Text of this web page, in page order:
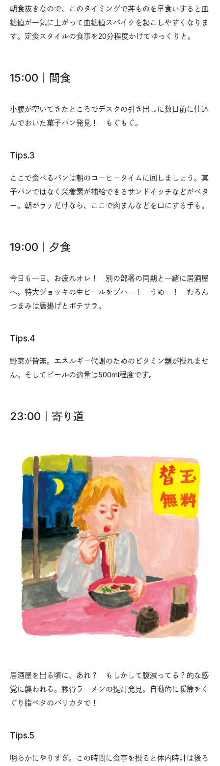
朝食抜きなので、このタイミングで丼ものを早食いすると血
糖値が一気に上がって血糖値スパイクを起こしやすくなりま
す。定食スタイルの食事を20分程度かけてゆっくりと。
15:00｜間食
小腹が空いてきたところでデスクの引き出しに数日前に仕込
んでおいた菓子パン発見！ もぐもぐ。
Tips.3
ここで食べるパンは朝のコーヒータイムに回しましょう。菓
子パンではなく栄養素が補給できるサンドイッチなどがベタ
ー。朝がラテだけなら、ここで肉まんなどを口にする手も。
19:00｜夕食
今日も一日、お疲れオレ！ 別の部署の同期と一緒に居酒屋
へ。特大ジョッキの生ビールをプハー！ うめー！ むろん
つまみは唐揚げとポテサラ。
Tips.4
野菜が皆無。エネルギー代謝のためのビタミン類が摂れませ
ん。そしてビールの適量は500ml程度です。
23:00｜寄り道
居酒屋を出る頃に、あれ？ もしかして腹減ってる？的な感
覚に襲われる。豚骨ラーメンの提灯発見。自動的に暖簾をく
ぐり脂ベタのバリカタで！
Tips.5
明らかにやりすぎ。この時間に食事を摂ると体内時計は後ろ